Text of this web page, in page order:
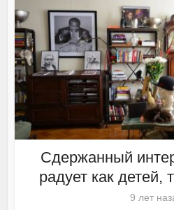
Сдержанный
радует как детей,
9 лет